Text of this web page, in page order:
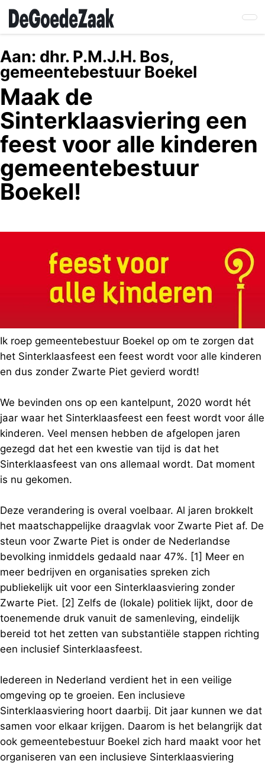
Skip
main
content
Aan: dhr. P.M.J.H. Bos,
gemeentebestuur Boekel
Maak de
Sinterklaasviering een
feest voor alle kinderen
gemeentebestuur
Boekel!
Ik roep gemeentebestuur Boekel op om te zorgen dat
het Sinterklaasfeest een feest wordt voor alle kinderen
en dus zonder Zwarte Piet gevierd wordt!
We bevinden ons op een kantelpunt, 2020 wordt hét
jaar waar het Sinterklaasfeest een feest wordt voor álle
kinderen. Veel mensen hebben de afgelopen jaren
gezegd dat het een kwestie van tijd is dat het
Sinterklaasfeest van ons allemaal wordt. Dat moment
is nu gekomen.
Deze verandering is overal voelbaar. Al jaren brokkelt
het maatschappelijke draagvlak voor Zwarte Piet af. De
steun voor Zwarte Piet is onder de Nederlandse
bevolking inmiddels gedaald naar 47%. [1] Meer en
meer bedrijven en organisaties spreken zich
publiekelijk uit voor een Sinterklaasviering zonder
Zwarte Piet. [2] Zelfs de (lokale) politiek lijkt, door de
toenemende druk vanuit de samenleving, eindelijk
bereid tot het zetten van substantiële stappen richting
een inclusief Sinterklaasfeest.
Iedereen in Nederland verdient het in een veilige
omgeving op te groeien. Een inclusieve
Sinterklaasviering hoort daarbij. Dit jaar kunnen we dat
samen voor elkaar krijgen. Daarom is het belangrijk dat
ook gemeentebestuur Boekel zich hard maakt voor het
organiseren van een inclusieve Sinterklaasviering